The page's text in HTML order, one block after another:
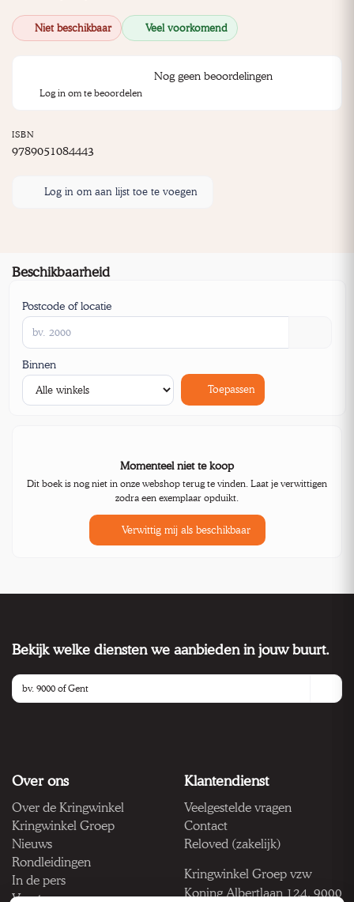
Niet beschikbaar Veel voorkomend
Nog geen beoordelingen
Log in om te beoordelen
ISBN
9789051084443
Log in om aan lijst toe te voegen
Beschikbaarheid
Postcode of locatie
Binnen
Toepassen
Momenteel niet te koop
Dit boek is nog niet in onze webshop terug te vinden. Laat je verwittigen
zodra een exemplaar opduikt.
Verwittig mij als beschikbaar
Bekijk welke diensten we aanbieden in jouw buurt.
Over ons
Over de Kringwinkel
Kringwinkel Groep
Nieuws
Rondleidingen
In de pers
Vacatures
Klantendienst
Veelgestelde vragen
Contact
Reloved (zakelijk)
Kringwinkel Groep vzw
Koning Albertlaan 124, 9000